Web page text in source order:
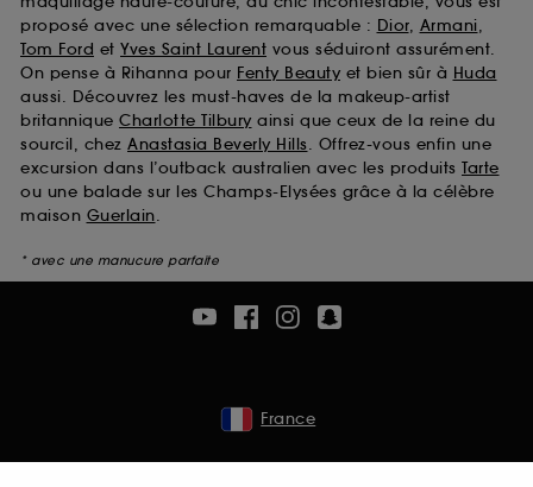
proposé avec une sélection remarquable : Dior, Armani,
Tom Ford et Yves Saint Laurent vous séduiront assurément.
On pense à Rihanna pour Fenty Beauty et bien sûr à Huda
aussi. Découvrez les must-haves de la makeup-artist
britannique Charlotte Tilbury ainsi que ceux de la reine du
sourcil, chez Anastasia Beverly Hills. Offrez-vous enfin une
excursion dans l’outback australien avec les produits Tarte
ou une balade sur les Champs-Elysées grâce à la célèbre
maison Guerlain.
* avec une manucure parfaite
France